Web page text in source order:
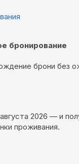
бронирование
брони без
2026 — и
проживания.